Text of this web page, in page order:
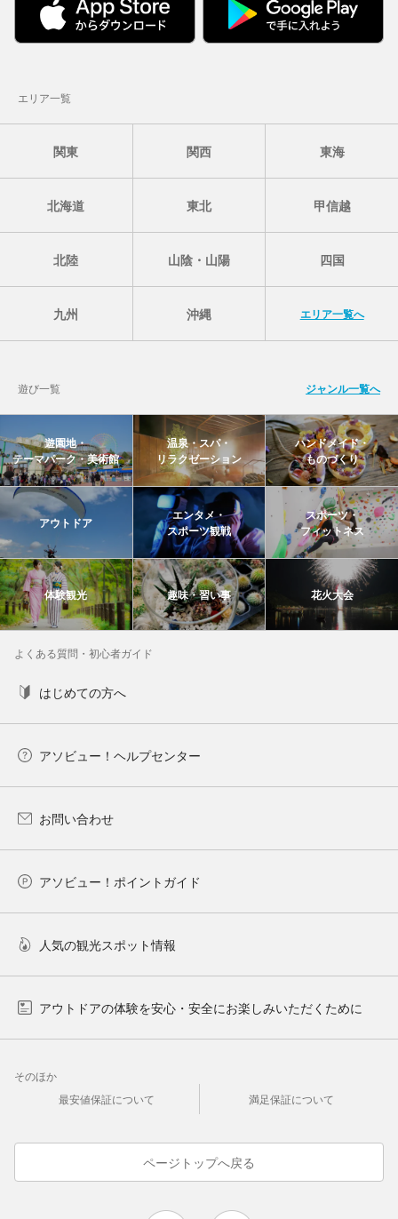
エリア一覧
関東 関西 東海
北海道 東北 甲信越
北陸 山陰・山陽 四国
九州 沖縄 エリア一覧へ
遊び一覧 ジャンル一覧へ
遊園地・
テーマパーク・美術館
温泉・スパ・
リラクゼーション
ハンドメイド・
ものづくり
アウトドア
エンタメ・
スポーツ観戦
スポーツ・
フィットネス
体験観光 趣味・習い事 花火大会
よくある質問・初心者ガイド
はじめての方へ
アソビュー！ヘルプセンター
お問い合わせ
アソビュー！ポイントガイド
人気の観光スポット情報
アウトドアの体験を安心・安全にお楽しみいただくために
そのほか
最安値保証について
満足保証について
ページトップへ戻る